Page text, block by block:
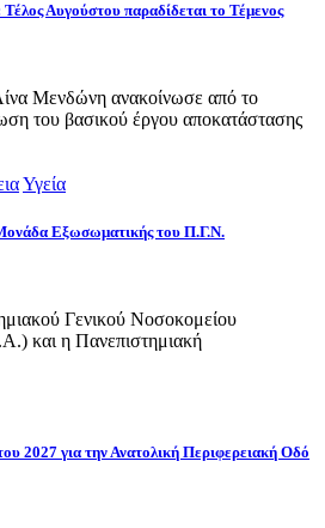
Αυγούστου παραδίδεται το Τέμενος
Μενδώνη ανακοίνωσε από το
του βασικού έργου αποκατάστασης
Υγεία
Εξωσωματικής του Π.Γ.Ν.
Γενικού Νοσοκομείου
και η Πανεπιστημιακή
2027 για την Ανατολική Περιφερειακή Οδό